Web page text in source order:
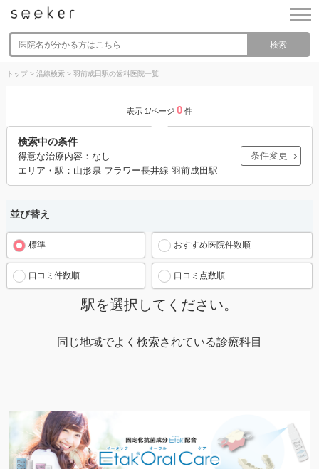
検索
トップ> 沿線検索> 羽前成田駅の歯科医院一覧
表示 1/ページ 0 件
検索中の条件
得意な治療内容：なし
エリア・駅：山形県 フラワー長井線 羽前成田駅
条件変更
並び替え
標準 おすすめ医院件数順
口コミ件数順 口コミ点数順
駅を選択してください。
同じ地域でよく検索されている診療科目